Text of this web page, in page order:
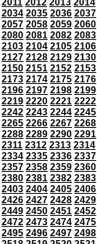
2011 2012 2013 2014
2034 2035 2036 2037
2057 2058 2059 2060
2080 2081 2082 2083
2103 2104 2105 2106
2127 2128 2129 2130
2150 2151 2152 2153
2173 2174 2175 2176
2196 2197 2198 2199
2219 2220 2221 2222
2242 2243 2244 2245
2265 2266 2267 2268
2288 2289 2290 2291
2311 2312 2313 2314
2334 2335 2336 2337
2357 2358 2359 2360
2380 2381 2382 2383
2403 2404 2405 2406
2426 2427 2428 2429
2449 2450 2451 2452
2472 2473 2474 2475
2495 2496 2497 2498